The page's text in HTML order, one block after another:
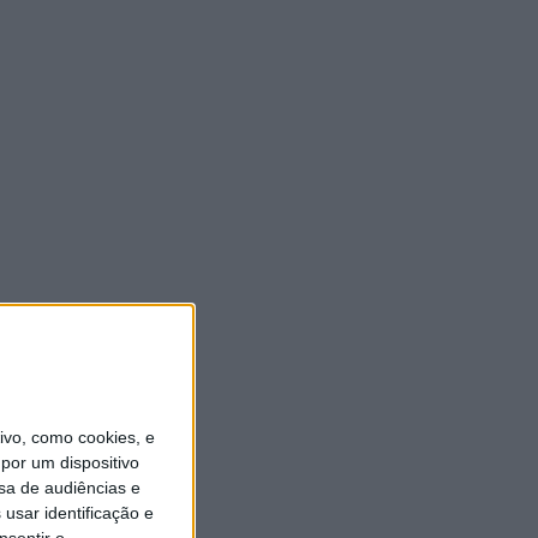
como cookies, e
um dispositivo
de audiências e
identificação e